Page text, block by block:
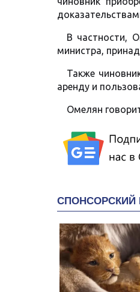
В частности,
министра,
Также
аренду и
Омелян